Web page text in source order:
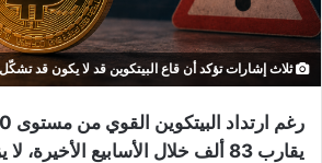
ثلاث إشارات تؤكد أن قاع البيتكوين قد لا يكون قد
يقارب 83 ألف خلال الأسابيع